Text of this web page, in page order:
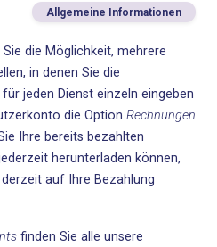
Allgemeine Informationen
die Möglichkeit, mehrere
in denen Sie die
jeden Dienst einzeln eingeben
die Option Rechnungen
Ihre bereits bezahlten
herunterladen können,
auf Ihre Bezahlung
finden Sie alle unsere